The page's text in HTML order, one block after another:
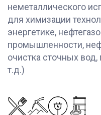
неметаллического
для химизации
энергетике,
промышленности,
очистка сточных
т.д.)